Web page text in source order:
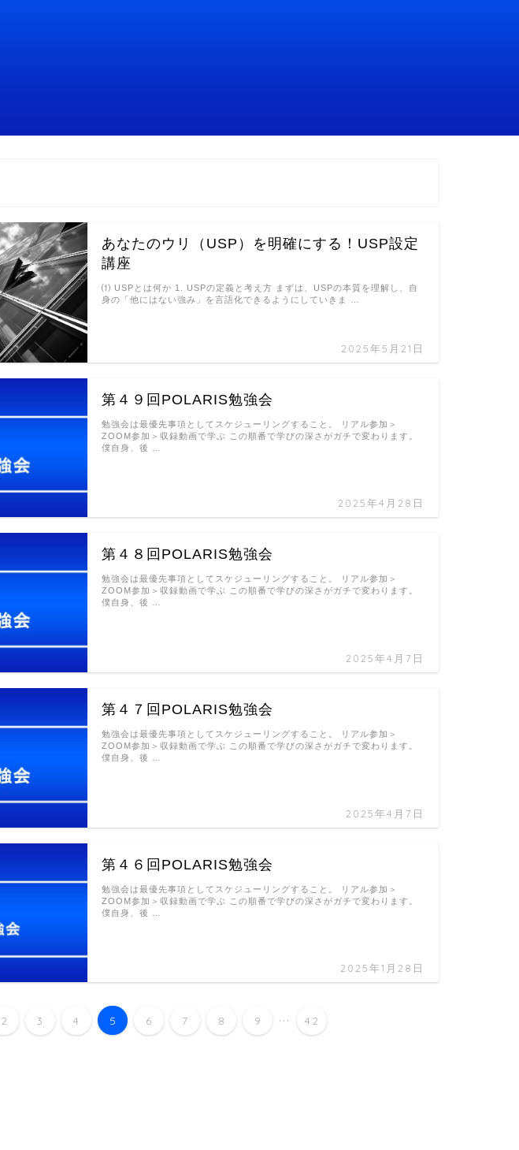
あなたのウリ（USP）を明確にする！USP設定
講座
2025年5月21日
⑴ USPとは何か 1. USPの定義と考え方 まずは、USPの本質を理解し、自
身の「他にはない強み」を言語化できるようにしていきま …
第４９回POLARIS勉強会
2025年4月28日
勉強会は最優先事項としてスケジューリングすること。 リアル参加＞
ZOOM参加＞収録動画で学ぶ この順番で学びの深さがガチで変わります。
僕自身、後 …
第４８回POLARIS勉強会
2025年4月7日
勉強会は最優先事項としてスケジューリングすること。 リアル参加＞
ZOOM参加＞収録動画で学ぶ この順番で学びの深さがガチで変わります。
僕自身、後 …
第４７回POLARIS勉強会
2025年4月7日
勉強会は最優先事項としてスケジューリングすること。 リアル参加＞
ZOOM参加＞収録動画で学ぶ この順番で学びの深さがガチで変わります。
僕自身、後 …
第４６回POLARIS勉強会
2025年1月28日
勉強会は最優先事項としてスケジューリングすること。 リアル参加＞
ZOOM参加＞収録動画で学ぶ この順番で学びの深さがガチで変わります。
僕自身、後 …
2 3 4 5 6 7 8 9 ... 42